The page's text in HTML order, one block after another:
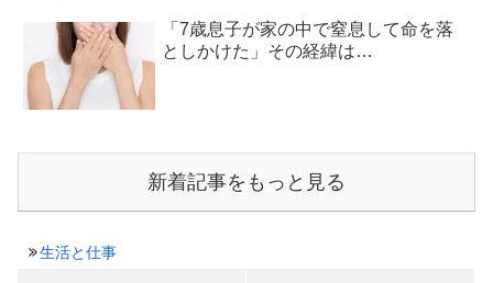
「7歳息子が家の中で窒息して命を落
としかけた」その経緯は…
新着記事をもっと見る
生活と仕事